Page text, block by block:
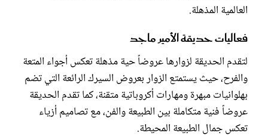
العالمية المذهلة.
فعاليات حديقة الأمير ماجد
لتقدم الحديقة لزوارها عروضاً حية مذهلة تعكس أجواء المتعة
والفرح، حيث يستمتع الزوار بعروض السيرك الرائعة التي تضم
بهلوانيات مبهرة ومهارات أكروباتية متقنة، كما تقدم الحديقة
عروضاً فنية متكاملة بين الطبيعة والفن، مع تصاميم أزياء
تعكس جمال الطبيعة المحيطة.
مجلة سيدتي
غلاف رفمي